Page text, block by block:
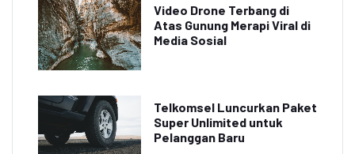
Video Drone Terbang di
Atas Gunung Merapi Viral di
Media Sosial
Telkomsel Luncurkan Paket
Super Unlimited untuk
Pelanggan Baru